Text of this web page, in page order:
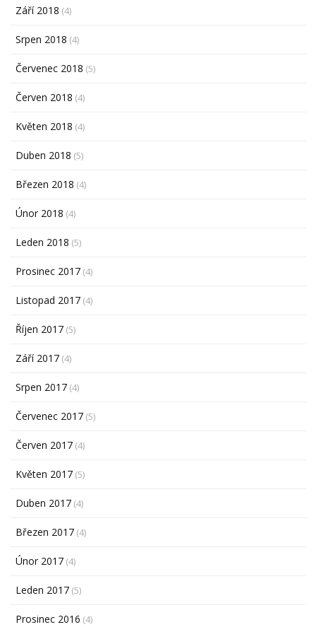
Září 2018 (4)
Srpen 2018 (4)
Červenec 2018 (5)
Červen 2018 (4)
Květen 2018 (4)
Duben 2018 (5)
Březen 2018 (4)
Únor 2018 (4)
Leden 2018 (5)
Prosinec 2017 (4)
Listopad 2017 (4)
Říjen 2017 (5)
Září 2017 (4)
Srpen 2017 (4)
Červenec 2017 (5)
Červen 2017 (4)
Květen 2017 (5)
Duben 2017 (4)
Březen 2017 (4)
Únor 2017 (4)
Leden 2017 (5)
Prosinec 2016 (4)